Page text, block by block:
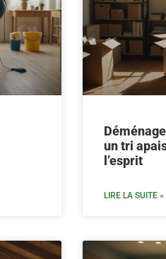
un tri
l’esprit
LIRE LA SUITE »